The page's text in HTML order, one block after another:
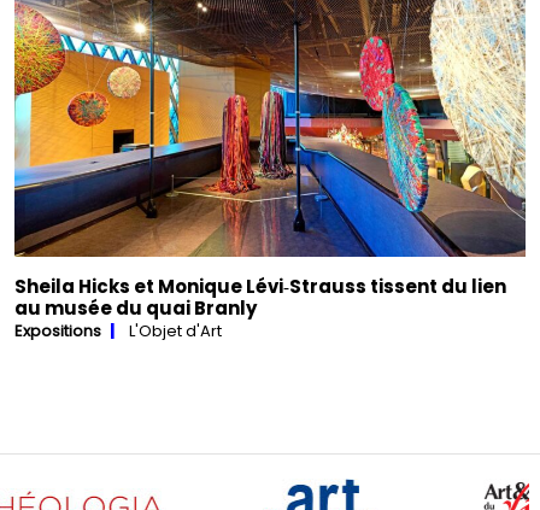
Sheila Hicks et Monique Lévi‑Strauss tissent du lien
au musée du quai Branly
Expositions L'Objet d'Art